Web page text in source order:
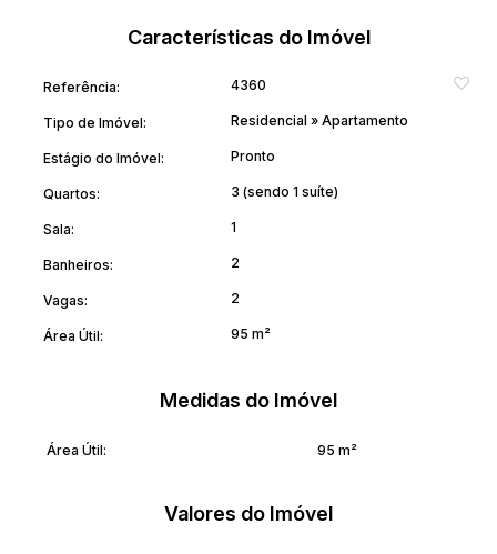
Características do Imóvel
Referência: 4360
Tipo de Imóvel: Residencial » Apartamento
Estágio do Imóvel: Pronto
Quartos: 3 (sendo 1 suíte)
Sala: 1
Banheiros: 2
Vagas: 2
Área Útil: 95 m²
Medidas do Imóvel
Área Útil: 95 m²
Valores do Imóvel